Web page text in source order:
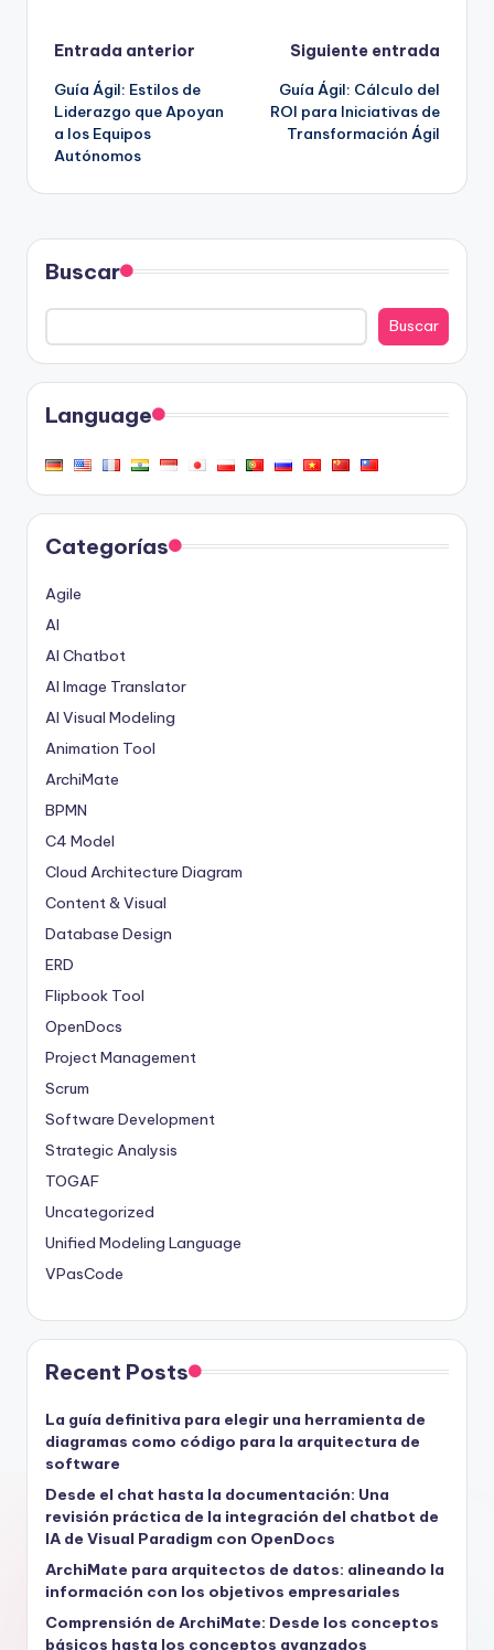
Navegación
de
entradas
Entrada anterior
Guía Ágil: Estilos de
Liderazgo que Apoyan
a los Equipos
Autónomos
Siguiente entrada
Guía Ágil: Cálculo del
ROI para Iniciativas de
Transformación Ágil
Buscar
Buscar
Language
Categorías
Agile
AI
AI Chatbot
AI Image Translator
AI Visual Modeling
Animation Tool
ArchiMate
BPMN
C4 Model
Cloud Architecture Diagram
Content & Visual
Database Design
ERD
Flipbook Tool
OpenDocs
Project Management
Scrum
Software Development
Strategic Analysis
TOGAF
Uncategorized
Unified Modeling Language
VPasCode
Recent Posts
La guía definitiva para elegir una herramienta de
diagramas como código para la arquitectura de
software
Desde el chat hasta la documentación: Una
revisión práctica de la integración del chatbot de
IA de Visual Paradigm con OpenDocs
ArchiMate para arquitectos de datos: alineando la
información con los objetivos empresariales
Comprensión de ArchiMate: Desde los conceptos
básicos hasta los conceptos avanzados